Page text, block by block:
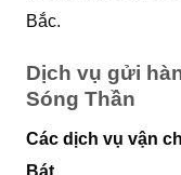
Bắc.
Dịch vụ gửi
Sóng Thần
Các dịch vụ vận
Bát